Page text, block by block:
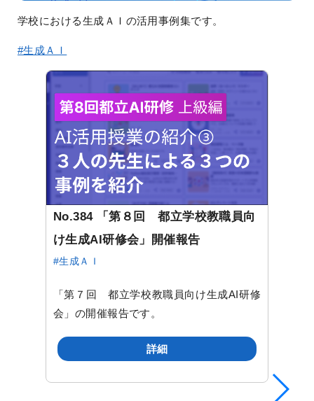
学校における生成ＡＩの活用事例集です。
#生成ＡＩ
No.384 「第８回 都立学校教職員向
け生成AI研修会」開催報告
#生成ＡＩ
「第７回 都立学校教職員向け生成AI研修
会」の開催報告です。
詳細